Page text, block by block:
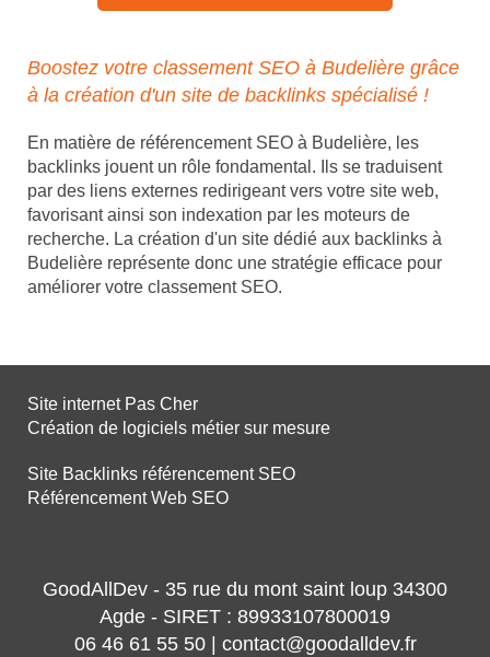
Boostez votre classement SEO à Budelière grâce
à la création d'un site de backlinks spécialisé !
En matière de référencement SEO à Budelière, les
backlinks jouent un rôle fondamental. Ils se traduisent
par des liens externes redirigeant vers votre site web,
favorisant ainsi son indexation par les moteurs de
recherche. La création d'un site dédié aux backlinks à
Budelière représente donc une stratégie efficace pour
améliorer votre classement SEO.
Site internet Pas Cher
Création de logiciels métier sur mesure
Site Backlinks référencement SEO
Référencement Web SEO
GoodAllDev - 35 rue du mont saint loup 34300
Agde - SIRET : 89933107800019
06 46 61 55 50 | contact@goodalldev.fr